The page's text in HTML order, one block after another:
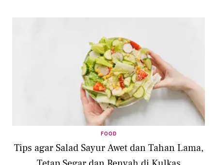
FOOD
Tips agar Salad Sayur Awet dan Tahan Lama,